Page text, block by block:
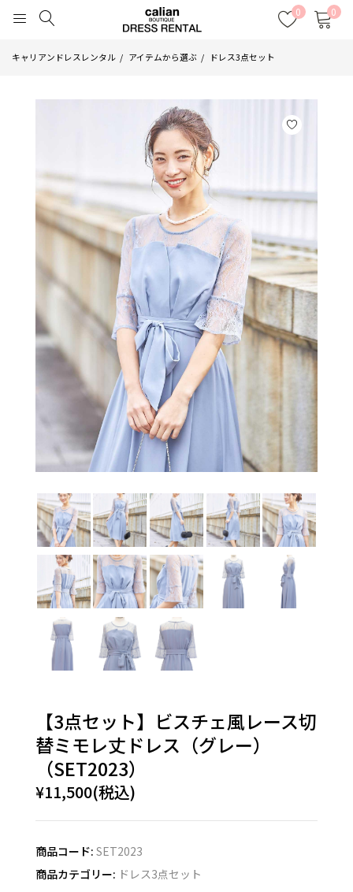
0 0
キャリアンドレスレンタル アイテムから選ぶ ドレス3点セット
【3点セット】ビスチェ風レース切
替ミモレ丈ドレス（グレー）
（SET2023）
¥11,500(税込)
商品コード: SET2023
商品カテゴリー: ドレス3点セット